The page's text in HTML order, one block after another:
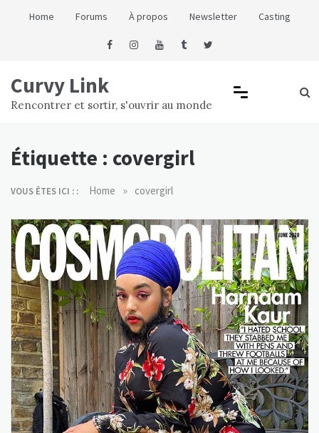
Home Forums À propos Newsletter Casting
Curvy Link
Rencontrer et sortir, s'ouvrir au monde
Étiquette : covergirl
VOUS ÊTES ICI : : Home » covergirl